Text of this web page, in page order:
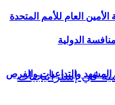
والتداعيات والفرص
العام للأمم المتحدة
الدولية